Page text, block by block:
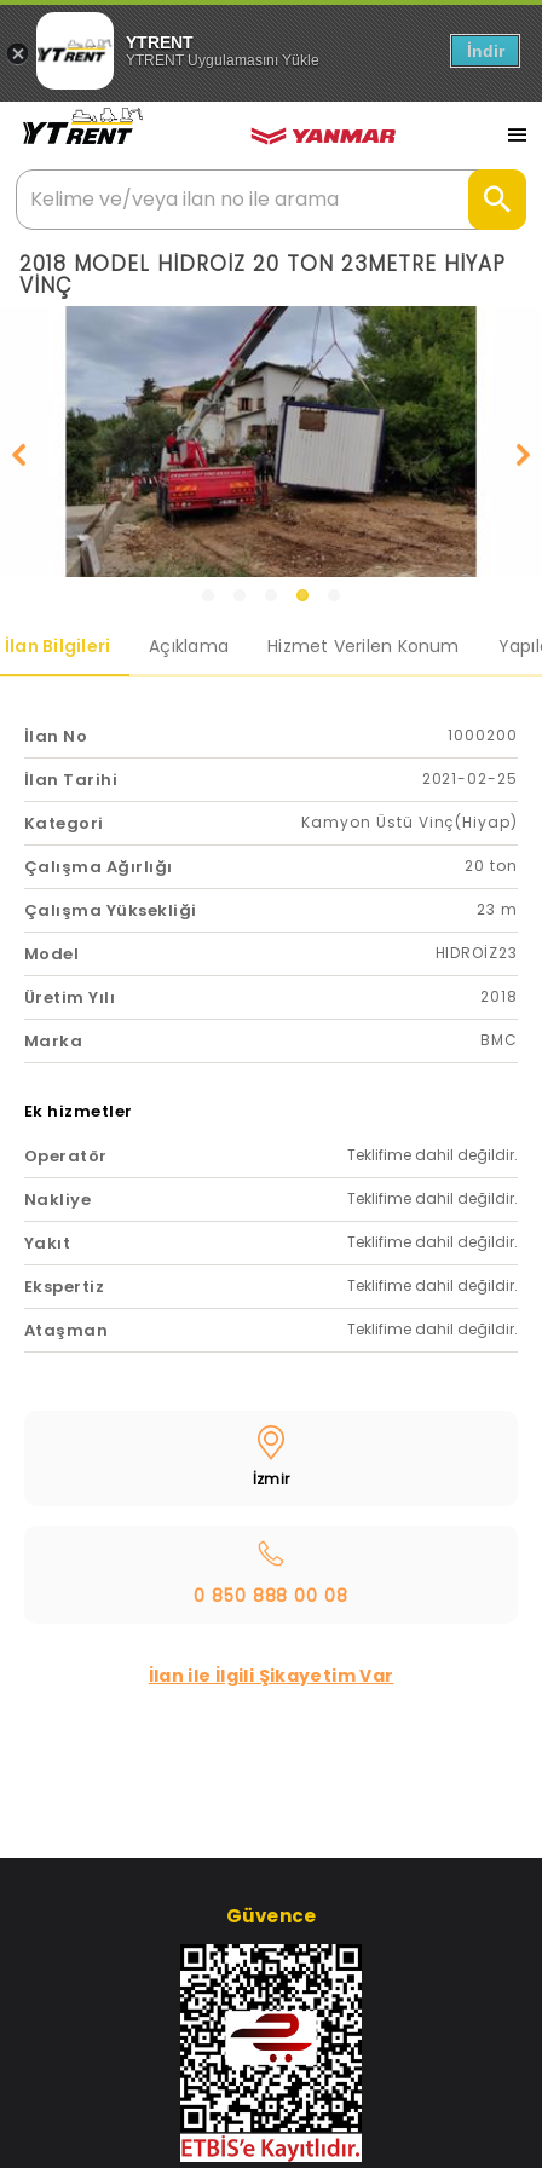
YTRENT
YTRENT Uygulamasını Yükle İndir
2018 MODEL HİDROİZ 20 TON 23METRE HİYAP
VİNÇ
İlan Bilgileri Açıklama Hizmet Verilen Konum
İlan No 1000200
İlan Tarihi 2021-02-25
Kategori Kamyon Üstü Vinç(Hiyap)
Çalışma Ağırlığı 20 ton
Çalışma Yüksekliği 23 m
Model HIDROİZ23
Üretim Yılı 2018
Marka BMC
Ek hizmetler
Operatör
Teklifime dahil değildir.
Nakliye Teklifime dahil değildir.
Yakıt Teklifime dahil değildir.
Ekspertiz Teklifime dahil değildir.
Ataşman Teklifime dahil değildir.
İzmir
0 850 888 00 08
İlan ile İlgili Şikayetim Var
Güvence